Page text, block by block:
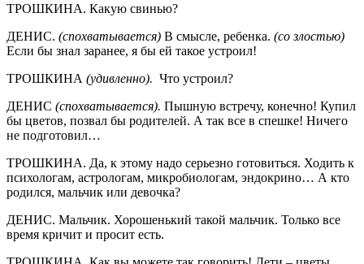
ТРОШКИНА. Какую свинью?
ДЕНИС. (спохватывается) В смысле, ребенка. (со злостью)
Если бы знал заранее, я бы ей такое устроил!
ТРОШКИНА (удивленно). Что устроил?
ДЕНИС (спохватывается). Пышную встречу, конечно! Купил
бы цветов, позвал бы родителей. А так все в спешке! Ничего
не подготовил…
ТРОШКИНА. Да, к этому надо серьезно готовиться. Ходить к
психологам, астрологам, микробиологам, эндокрино… А кто
родился, мальчик или девочка?
ДЕНИС. Мальчик. Хорошенький такой мальчик. Только все
время кричит и просит есть.